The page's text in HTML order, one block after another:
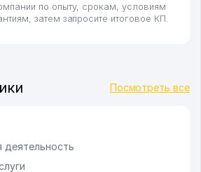
по опыту, срокам, условиям
затем запросите итоговое КП.
Посмотреть все
деятельность